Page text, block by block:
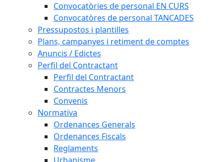
Convocatòries de personal EN CURS
Convocatòres de personal TANCADES
Pressupostos i plantilles
Plans, campanyes i retiment de comptes
Anuncis / Edictes
Perfil del Contractant
Perfil del Contractant
Contractes Menors
Convenis
Normativa
Ordenances Generals
Ordenances Fiscals
Reglaments